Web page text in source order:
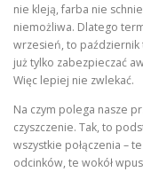
nie kleją, farba nie
niemożliwa. Dlatego
wrzesień, to październik
już tylko zabezpieczać
Więc lepiej nie zwlekać.
Na czym polega nasze
czyszczenie. Tak, to
wszystkie połączenia –
odcinków, te wokół